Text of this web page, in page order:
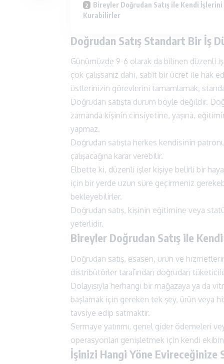
Bireyler Doğrudan Satış ile Kendi İşlerini
Kurabilirler
Doğrudan Satış Standart Bir İş
Günümüzde 9-6 olarak da bilinen düzenli iş,
çok çalışsanız dahi, sabit bir ücret ile hak
üstlerinizin görevlerini tamamlamak,
Doğrudan satışta durum böyle değildir.
zamanda kişinin cinsiyetine, yaşına,
yapmaz.
Doğrudan satışta herkes kendisinin
çalışacağına karar verebilir.
Elbette ki, düzenli işler kişiye belirli bir
için bir yerde uzun süre geçirmeniz
bekleyebilirler.
Doğrudan satış, kişinin eğitimine veya
yeterlidir.
Bireyler Doğrudan Satış ile
Doğrudan satış, esasen, ürün ve
distribütörler tarafından doğrudan
Dolayısıyla herhangi bir mağazaya ya da
başlamak için gereken tek şey, ürün veya
tavsiye edip satmaktır.
Sermaye yatırımı, genel gider ödemeleri
operasyonları genişletmek için kendi
İşinizi Hangi Yöne Evireceğinize